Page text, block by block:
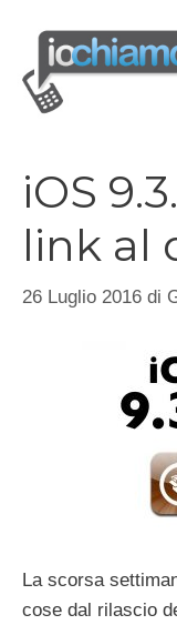
contenuto
iOS
link al
26 Luglio 2016 di
La scorsa
cose dal rilascio